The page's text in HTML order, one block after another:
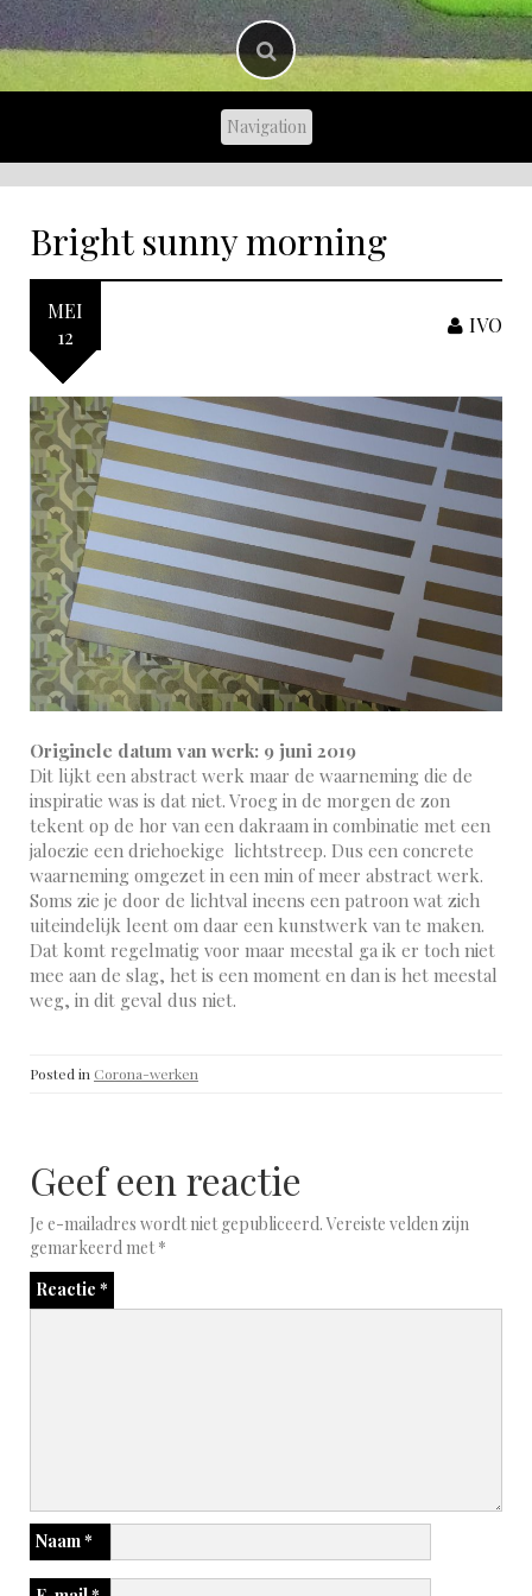
Bright sunny morning
MEI
12
IVO
Originele datum van werk: 9 juni 2019
Dit lijkt een abstract werk maar de waarneming die de
inspiratie was is dat niet. Vroeg in de morgen de zon
tekent op de hor van een dakraam in combinatie met een
jaloezie een driehoekige lichtstreep. Dus een concrete
waarneming omgezet in een min of meer abstract werk.
Soms zie je door de lichtval ineens een patroon wat zich
uiteindelijk leent om daar een kunstwerk van te maken.
Dat komt regelmatig voor maar meestal ga ik er toch niet
mee aan de slag, het is een moment en dan is het meestal
weg, in dit geval dus niet.
Posted in Corona-werken
Geef een reactie
Je e-mailadres wordt niet gepubliceerd. Vereiste velden zijn
gemarkeerd met*
Reactie *
Naam*